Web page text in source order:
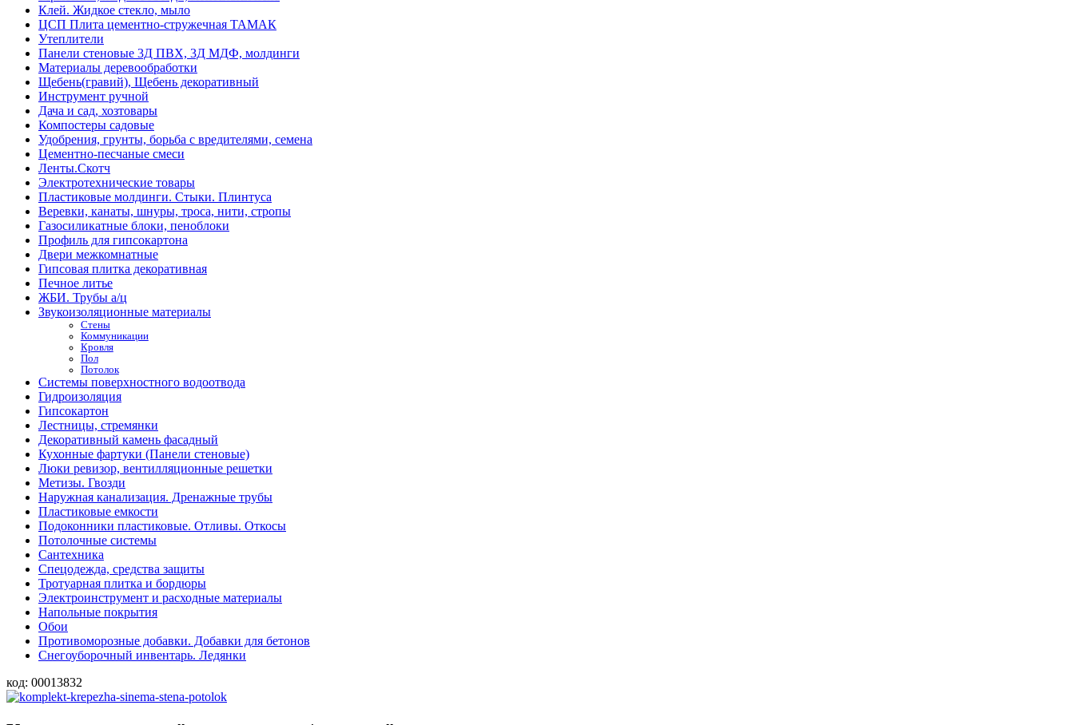
Клей. Жидкое стекло, мыло
ЦСП Плита цементно-стружечная ТАМАК
Утеплители
Панели стеновые 3Д ПВХ, 3Д МДФ, молдинги
Материалы деревообработки
Щебень(гравий), Щебень декоративный
Инструмент ручной
Дача и сад, хозтовары
Компостеры садовые
Удобрения, грунты, борьба с вредителями, семена
Цементно-песчаные смеси
Ленты.Скотч
Электротехнические товары
Пластиковые молдинги. Стыки. Плинтуса
Веревки, канаты, шнуры, троса, нити, стропы
Газосиликатные блоки, пеноблоки
Профиль для гипсокартона
Двери межкомнатные
Гипсовая плитка декоративная
Печное литье
ЖБИ. Трубы а/ц
Звукоизоляционные материалы
Стены
Коммуникации
Кровля
Пол
Потолок
Системы поверхностного водоотвода
Гидроизоляция
Гипсокартон
Лестницы, стремянки
Декоративный камень фасадный
Кухонные фартуки (Панели стеновые)
Люки ревизор, вентилляционные решетки
Метизы. Гвозди
Наружная канализация. Дренажные трубы
Пластиковые емкости
Подоконники пластиковые. Отливы. Откосы
Потолочные системы
Сантехника
Спецодежда, средства защиты
Тротуарная плитка и бордюры
Электроинструмент и расходные материалы
Напольные покрытия
Обои
Противоморозные добавки. Добавки для бетонов
Снегоуборочный инвентарь. Ледянки
код: 00013832